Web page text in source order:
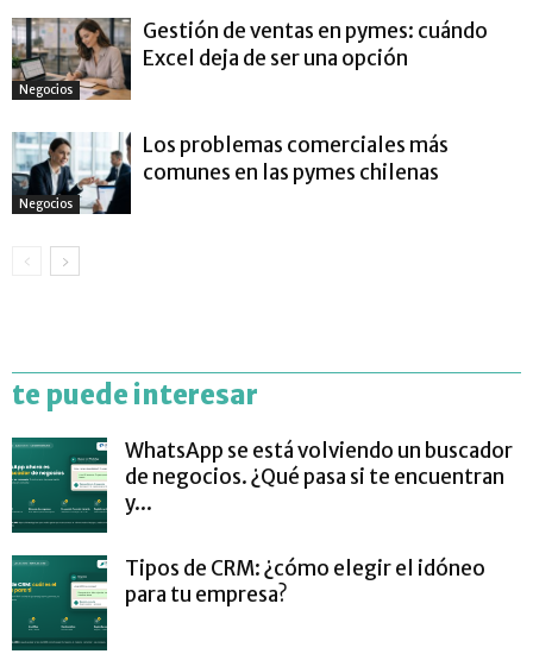
Negocios
Gestión de ventas en pymes: cuándo
Excel deja de ser una opción
Negocios
Los problemas comerciales más
comunes en las pymes chilenas
te puede interesar
WhatsApp se está volviendo un buscador
de negocios. ¿Qué pasa si te encuentran
y...
Tipos de CRM: ¿cómo elegir el idóneo
para tu empresa?